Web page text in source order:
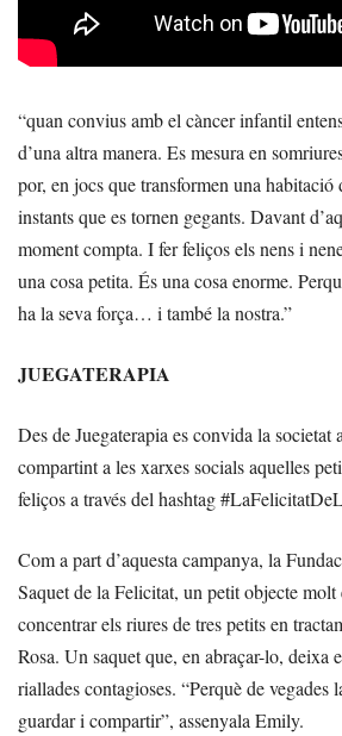
“quan convius amb el càncer infantil
d’una altra manera. Es mesura en
por, en jocs que transformen una habitació
instants que es tornen gegants. Davant
moment compta. I fer feliços els nens i
una cosa petita. És una cosa enorme.
ha la seva força… i també la nostra.”
JUEGATERAPIA
Des de Juegaterapia es convida la societat
compartint a les xarxes socials aquelles
feliços a través del hashtag
Com a part d’aquesta campanya, la
Saquet de la Felicitat, un petit objecte molt
concentrar els riures de tres petits en
Rosa. Un saquet que, en abraçar-lo, deixa
riallades contagioses. “Perquè de vegades
guardar i compartir”, assenyala Emily.